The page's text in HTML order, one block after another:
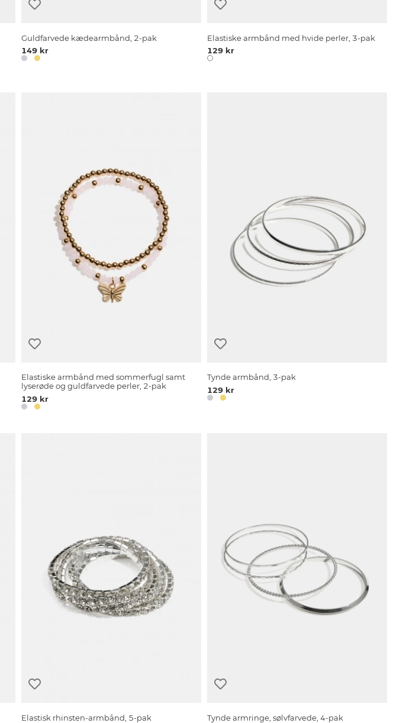
Guldfarvede kædearmbånd, 2-pak
149 kr
Elastiske armbånd med hvide perler, 3-pak
129 kr
Elastiske armbånd med sommerfugl samt
lyserøde og guldfarvede perler, 2-pak
129 kr
Tynde armbånd, 3-pak
129 kr
Elastisk rhinsten-armbånd, 5-pak
Tynde armringe, sølvfarvede, 4-pak